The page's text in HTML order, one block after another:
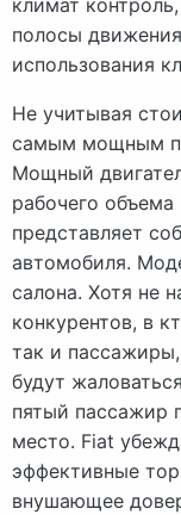
климат
полосы
использования
Не учитывая
самым мощным
Мощный
рабочего объема
представляет
автомобиля.
салона. Хотя не
конкурентов, в
так и
будут
пятый пассажир
место. Fiat
эффективные
внушающее